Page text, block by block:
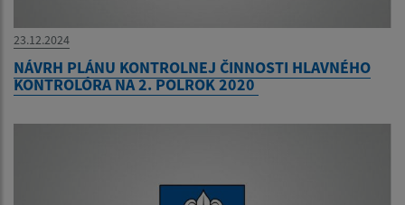
23.12.2024
NÁVRH PLÁNU KONTROLNEJ ČINNOSTI HLAVNÉHO
KONTROLÓRA NA 2. POLROK 2020